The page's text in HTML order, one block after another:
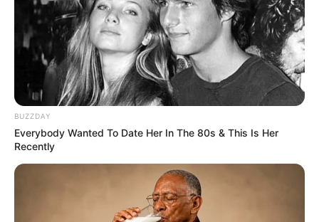
Câmara dos Deputados: anuênios, triênios,
quinquênios, sexta-parte e licenças-prêmio
entram no debate.
FNARAS em Brasília: Senado pode
mobilização.
Presidente Kennedy (ES) abre processo
seletivo para Agentes de Saúde e de
Combate às Endemias.
BUZZDAY
Everybody Wanted To Date Her In The 80s & This Is Her
Recently